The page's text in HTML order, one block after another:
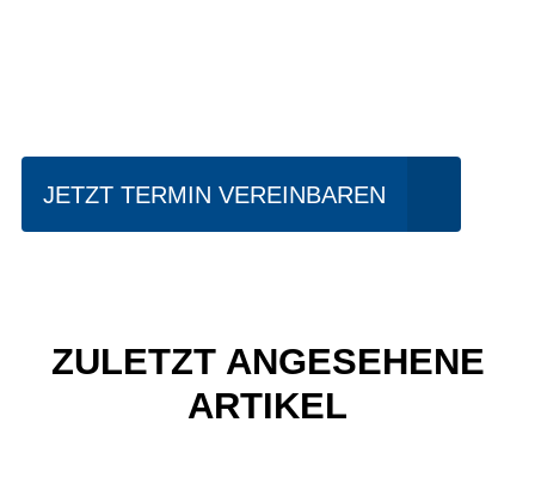
JETZT TERMIN VEREINBAREN
ZULETZT ANGESEHENE
ARTIKEL